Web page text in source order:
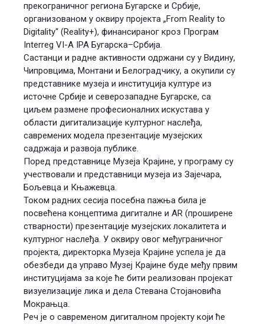
прекограничног региона Бугарске и Србије,
организованом у оквиру пројекта „From Reality to
Digitality“ (Reality+), финансираног кроз Програм
Interreg VI-A IPA Бугарска–Србија.
Састанци и радне активности одржани су у Видину,
Чипровцима, Монтани и Белоградчику, а окупили су
представнике музеја и институција културе из
источне Србије и северозападне Бугарске, са
циљем размене професионалних искустава у
области дигитализације културног наслеђа,
савремених модела презентације музејских
садржаја и развоја публике.
Поред представнице Музеја Крајине, у програму су
учествовали и представници музеја из Зајечара,
Бољевца и Књажевца.
Током радних сесија посебна пажња била је
посвећена концептима дигиталне и AR (проширене
стварности) презентације музејских локалитета и
културног наслеђа. У оквиру овог међуграничног
пројекта, директорка Музеја Крајине успела је да
обезбеди да управо Музеј Крајине буде међу првим
институцијама за које ће бити реализован пројекат
визуелизације лика и дела Стевана Стојановића
Мокрањца.
Реч је о савременом дигиталном пројекту који ће